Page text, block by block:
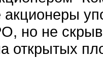
но не
открытых